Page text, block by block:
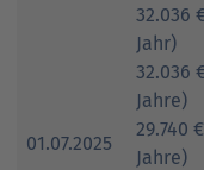
01.07.2025
32.036
Jahr)
32.036
Jahre)
29.740
Jahre)